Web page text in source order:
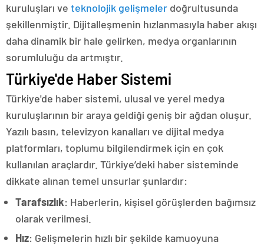
kuruluşları ve teknolojik gelişmeler doğrultusunda
şekillenmiştir. Dijitalleşmenin hızlanmasıyla haber akışı
daha dinamik bir hale gelirken, medya organlarının
sorumluluğu da artmıştır.
Türkiye'de Haber Sistemi
Türkiye'de haber sistemi, ulusal ve yerel medya
kuruluşlarının bir araya geldiği geniş bir ağdan oluşur.
Yazılı basın, televizyon kanalları ve dijital medya
platformları, toplumu bilgilendirmek için en çok
kullanılan araçlardır. Türkiye’deki haber sisteminde
dikkate alınan temel unsurlar şunlardır:
Tarafsızlık: Haberlerin, kişisel görüşlerden bağımsız
olarak verilmesi.
Hız: Gelişmelerin hızlı bir şekilde kamuoyuna